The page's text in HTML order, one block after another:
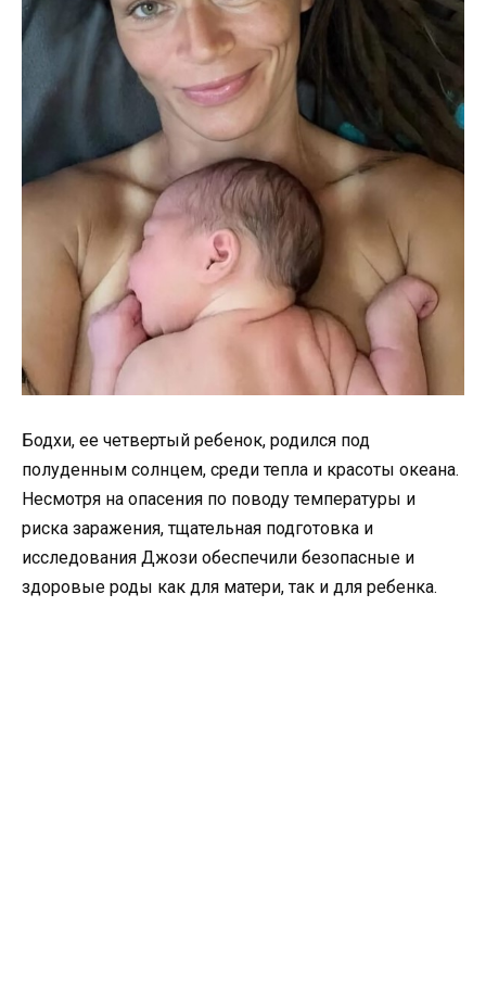
Бодхи, ее четвертый ребенок, родился под
полуденным солнцем, среди тепла и красоты океана.
Несмотря на опасения по поводу температуры и
риска заражения, тщательная подготовка и
исследования Джози обеспечили безопасные и
здоровые роды как для матери, так и для ребенка.